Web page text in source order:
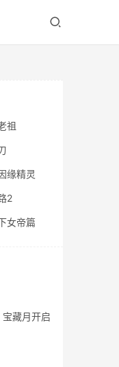
祖
缘精灵
2
女帝篇
藏月开启